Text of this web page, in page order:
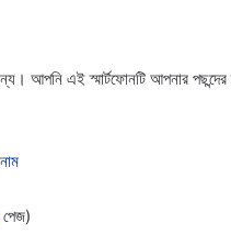
আপনি এই স্মার্টফোনটি আপনার
পেজ)